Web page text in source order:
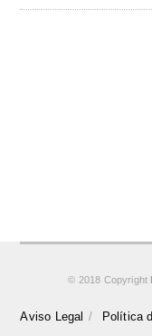
© 2018 Copyright
Aviso Legal Política